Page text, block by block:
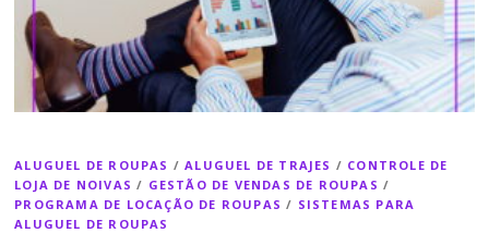
ALUGUEL DE ROUPAS /ALUGUEL DE TRAJES / CONTROLE DE
LOJA DE NOIVAS / GESTÃO DE VENDAS DE ROUPAS /
PROGRAMA DE LOCAÇÃO DE ROUPAS / SISTEMAS PARA
ALUGUEL DE ROUPAS